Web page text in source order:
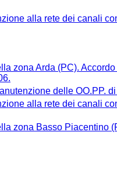
alla rete dei canali
zona Arda (PC).
delle OO.PP.
alla rete dei canali
zona Basso Piacentino